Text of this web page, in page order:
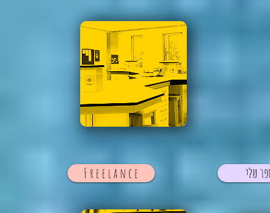
שלי F r e e l a n c e